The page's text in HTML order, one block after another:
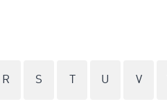
R S U V